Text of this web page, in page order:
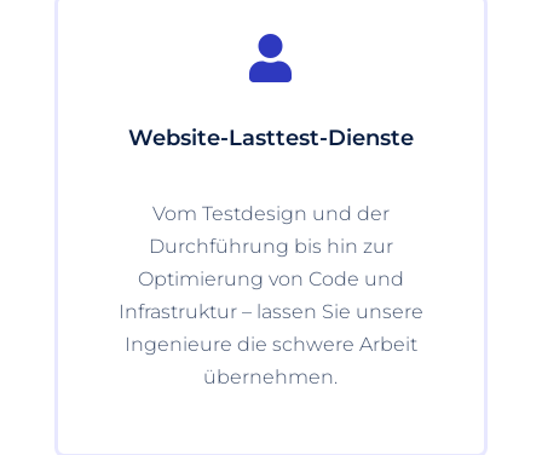

Website-Lasttest-Dienste
Vom Testdesign und der
Durchführung bis hin zur
Optimierung von Code und
Infrastruktur – lassen Sie unsere
Ingenieure die schwere Arbeit
übernehmen.